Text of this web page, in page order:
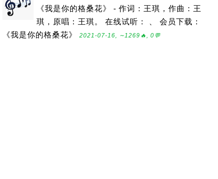
《我是你的格桑花》 - 作词：王琪，作曲：王
琪，原唱：王琪。 在线试听： 、 会员下载：
《我是你的格桑花》
2021-07-16, ∼1269🔥, 0💬